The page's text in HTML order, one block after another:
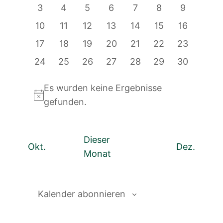
0
3
0
4
0
5
0
6
0
7
0
8
0
9
0
10
0
11
0
12
0
13
0
14
0
15
0
16
0
17
0
18
0
19
0
20
0
21
0
22
0
23
0
24
0
25
0
26
0
27
0
28
0
29
0
30
Hinweis
Es wurden keine Ergebnisse
gefunden.
Okt.
Dieser
Monat
Dez.
Kalender abonnieren